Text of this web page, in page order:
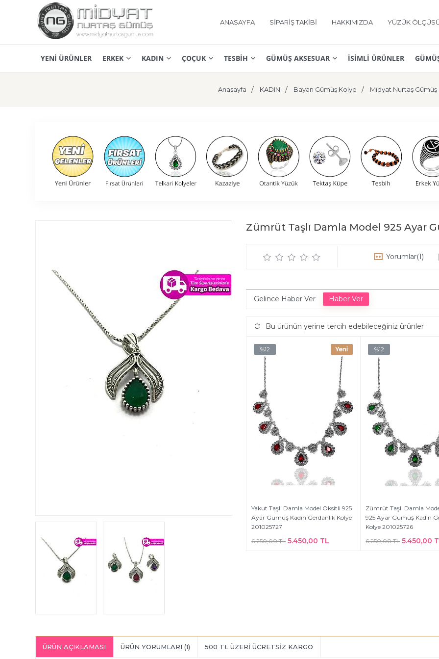
ANASAYFA SİPARİŞ TAKİBİ HAKKIMIZDA YÜZÜK
YENİ ÜRÜNLER ERKEK KADIN ÇOÇUK TESBİH GÜMÜŞ AKSESUAR İSİMLİ ÜRÜNLER
Anasayfa KADIN Bayan Gümüş Kolye Midyat Nurtaş Gümüş
Zümrüt Taşlı Damla Model 925 Ayar
Yorumlar(1)
Gelince Haber Ver
Bu ürünün yerine tercih edebileceğiniz ürünler
%12
Yakut Taşlı Damla Model Oksitli 925
Ayar Gümüş Kadın Gerdanlık Kolye
201025727
6.250,00 TL 5.450,00 TL
%12
Zümrüt Taşlı Damla
925 Ayar Gümüş Kadın
Kolye 201025726
6.250,00 TL 5.450,00
ÜRÜN AÇIKLAMASI ÜRÜN YORUMLARI (1) 500 TL ÜZERİ ÜCRETSİZ KARGO